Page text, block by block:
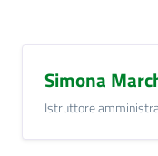
Simona
Istruttore